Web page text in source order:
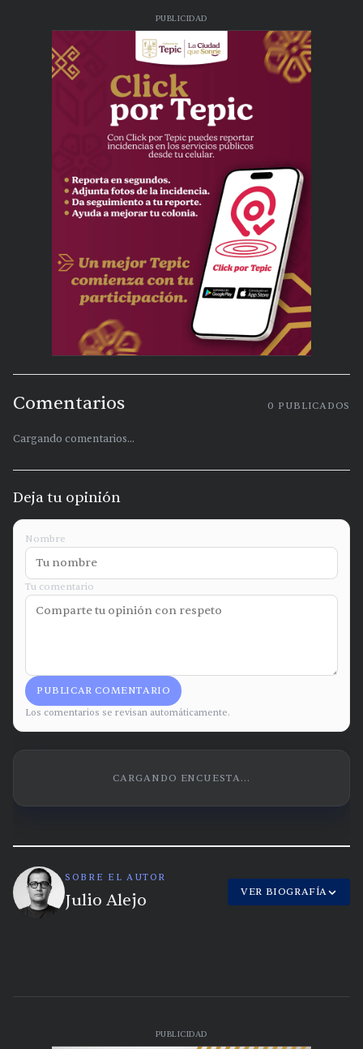
PUBLICIDAD
Comentarios 0 PUBLICADOS
Cargando comentarios...
Deja tu opinión
Nombre
Tu comentario
PUBLICAR COMENTARIO
Los comentarios se revisan automáticamente.
CARGANDO ENCUESTA...
SOBRE EL AUTOR
Julio Alejo VER BIOGRAFÍA
PUBLICIDAD